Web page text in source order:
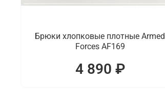
Брюки хлопковые плотные Armed
Forces AF169
4 890 ₽